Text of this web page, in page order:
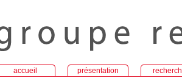
accueil présentation